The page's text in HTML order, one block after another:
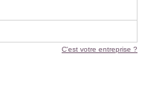
C'est votre entreprise ?